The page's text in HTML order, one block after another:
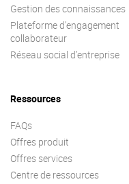
Gestion des connaissances
Plateforme d’engagement
collaborateur
Réseau social d’entreprise
Ressources
FAQs
Offres produit
Offres services
Centre de ressources